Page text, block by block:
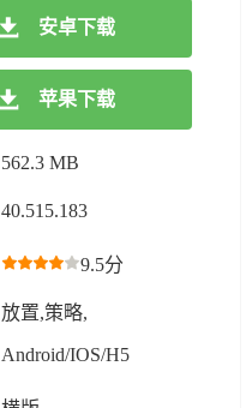
安卓下载
苹果下载
562.3 MB
40.515.183
9.5分
放置,策略,
Android/IOS/H5